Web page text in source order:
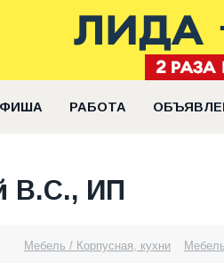
РАБОТА
В.С., ИП
Мебель / Корпусная, кухни